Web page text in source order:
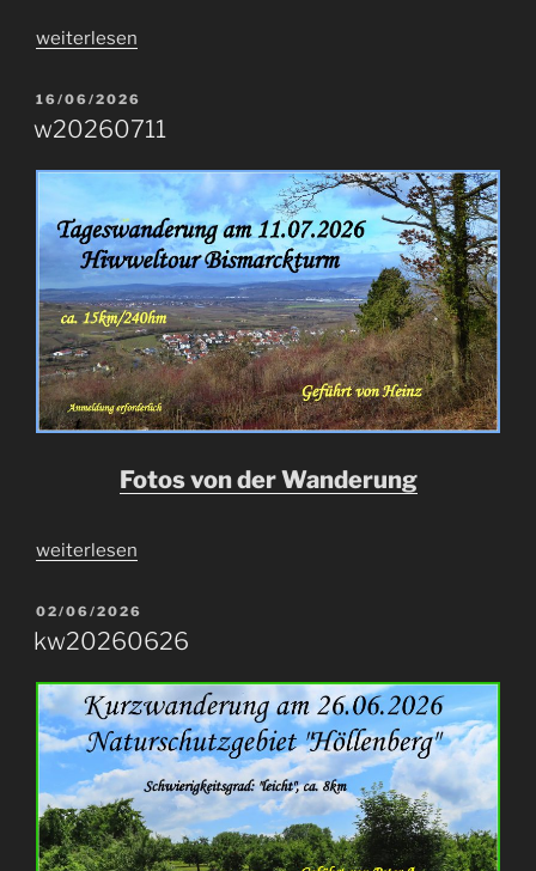
„kw20260724“
weiterlesen
VERÖFFENTLICHT
AM
16/06/2026
w20260711
Fotos von der Wanderung
„w20260711“
weiterlesen
VERÖFFENTLICHT
AM
02/06/2026
kw20260626